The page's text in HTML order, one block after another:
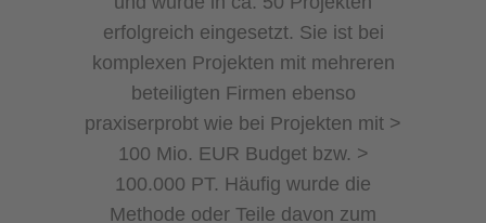
erfolgreich eingesetzt. Sie ist bei
komplexen Projekten mit mehreren
beteiligten Firmen ebenso
praxiserprobt wie bei Projekten mit >
100 Mio. EUR Budget bzw. >
100.000 PT. Häufig wurde die
Methode oder Teile davon zum